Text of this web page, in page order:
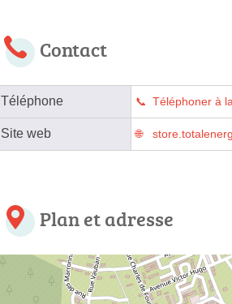
Contact
Téléphone Téléphoner à
Site web
Plan et adresse